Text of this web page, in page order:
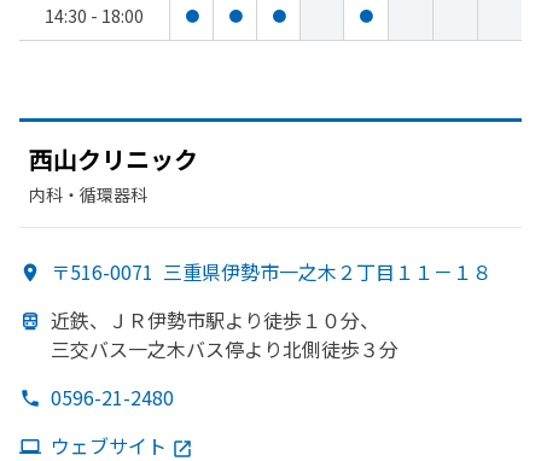
14:30 - 18:00 ● ● ● ●
西山クリニック
内科・​循環器科
〒516-0071 三重県伊勢市一之木２丁目１１－１８
近鉄、 ＪＲ伊勢市駅より徒歩１０分、
三交バス一之木バス停より北側徒歩３分
0596-21-2480
ウェブサイト